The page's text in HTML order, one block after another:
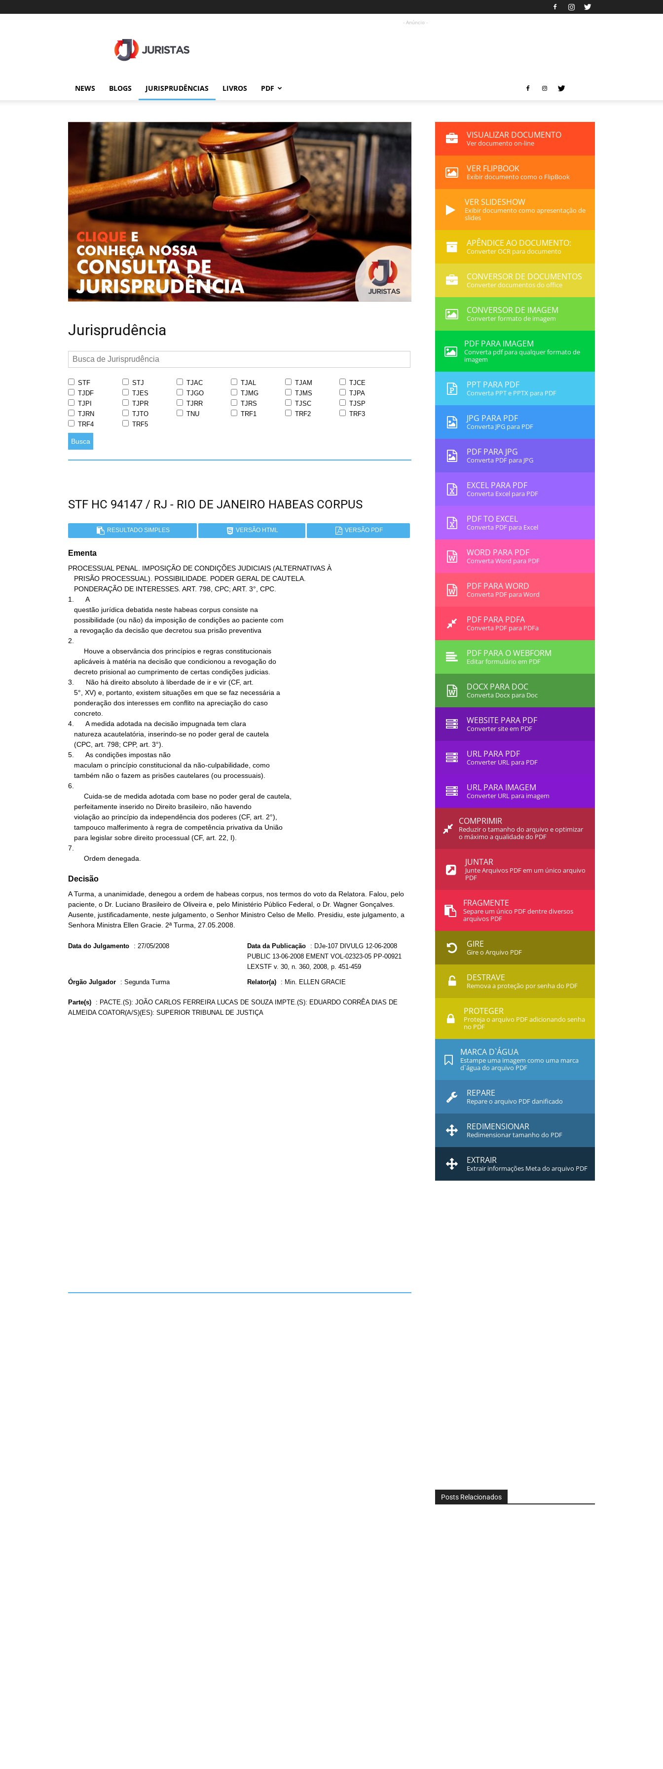
- Anúncio -
NEWS BLOGS JURISPRUDÊNCIAS LIVROS PDF
Jurisprudência
STF STJ TJAC TJAL TJAM
TJCE
TJDF
TJES TJGO TJMG TJMS
TJPA
TJPI
TJPR TJRR TJRS TJSC
TJSP
TJRN
TJTO TNU TRF1 TRF2
TRF3
TRF4
TRF5
Busca
STF HC 94147 / RJ - RIO DE JANEIRO HABEAS CORPUS
RESULTADO SIMPLES VERSÃO HTML VERSÃO PDF
Ementa
PROCESSUAL PENAL. IMPOSIÇÃO DE CONDIÇÕES JUDICIAIS (ALTERNATIVAS À
1.      A
2.
3.      Não há direito absoluto à liberdade de ir e vir (CF, art.
4.      A medida adotada na decisão impugnada tem clara
5.      As condições impostas não
6.
7.
        Ordem denegada.
Decisão
A Turma, a unanimidade, denegou a ordem de habeas corpus, nos termos do voto da Relatora. Falou, pelo
paciente, o Dr. Luciano Brasileiro de Oliveira e, pelo Ministério Público Federal, o Dr. Wagner Gonçalves.
Ausente, justificadamente, neste julgamento, o Senhor Ministro Celso de Mello. Presidiu, este julgamento, a
Senhora Ministra Ellen Gracie. 2ª Turma, 27.05.2008.
Data do Julgamento : 27/05/2008 Data da Publicação : DJe-107 DIVULG 12-06-2008
PUBLIC 13-06-2008 EMENT VOL-02323-05 PP-00921
LEXSTF v. 30, n. 360, 2008, p. 451-459
Órgão Julgador : Segunda Turma Relator(a) : Min. ELLEN GRACIE
Parte(s) : PACTE.(S): JOÃO CARLOS FERREIRA LUCAS DE SOUZA IMPTE.(S): EDUARDO CORRÊA DIAS DE
ALMEIDA COATOR(A/S)(ES): SUPERIOR TRIBUNAL DE JUSTIÇA
VISUALIZAR DOCUMENTO
Ver documento on-line
VER FLIPBOOK
Exibir documento como o FlipBook
VER SLIDESHOW
Exibir documento como apresentação de
slides
APÊNDICE AO DOCUMENTO:
Converter OCR para documento
CONVERSOR DE DOCUMENTOS
Converter documentos do office
CONVERSOR DE IMAGEM
Converter formato de imagem
PDF PARA IMAGEM
Converta pdf para qualquer formato de
imagem
PPT PARA PDF
Converta PPT e PPTX para PDF
JPG PARA PDF
Converta JPG para PDF
PDF PARA JPG
Converta PDF para JPG
EXCEL PARA PDF
Converta Excel para PDF
PDF TO EXCEL
Converta PDF para Excel
WORD PARA PDF
Converta Word para PDF
PDF PARA WORD
Converta PDF para Word
PDF PARA PDFA
Converta PDF para PDFa
PDF PARA O WEBFORM
Editar formulário em PDF
DOCX PARA DOC
Converta Docx para Doc
WEBSITE PARA PDF
Converter site em PDF
URL PARA PDF
Converter URL para PDF
URL PARA IMAGEM
Converter URL para imagem
COMPRIMIR
Reduzir o tamanho do arquivo e optimizar
o máximo a qualidade do PDF
JUNTAR
Junte Arquivos PDF em um único arquivo
PDF
FRAGMENTE
Separe um único PDF dentre diversos
arquivos PDF
GIRE
Gire o Arquivo PDF
DESTRAVE
Remova a proteção por senha do PDF
PROTEGER
Proteja o arquivo PDF adicionando senha
no PDF
MARCA D`ÁGUA
Estampe uma imagem como uma marca
d`água do arquivo PDF
REPARE
Repare o arquivo PDF danificado
REDIMENSIONAR
Redimensionar tamanho do PDF
EXTRAIR
Extrair informações Meta do arquivo PDF
Posts Relacionados